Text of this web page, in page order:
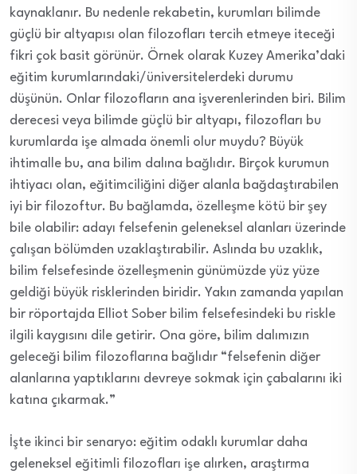
kaynaklanır. Bu nedenle rekabetin, kurumları bilimde
güçlü bir altyapısı olan filozofları tercih etmeye iteceği
fikri çok basit görünür. Örnek olarak Kuzey Amerika’daki
eğitim kurumlarındaki/üniversitelerdeki durumu
düşünün. Onlar filozofların ana işverenlerinden biri. Bilim
derecesi veya bilimde güçlü bir altyapı, filozofları bu
kurumlarda işe almada önemli olur muydu? Büyük
ihtimalle bu, ana bilim dalına bağlıdır. Birçok kurumun
ihtiyacı olan, eğitimciliğini diğer alanla bağdaştırabilen
iyi bir filozoftur. Bu bağlamda, özelleşme kötü bir şey
bile olabilir: adayı felsefenin geleneksel alanları üzerinde
çalışan bölümden uzaklaştırabilir. Aslında bu uzaklık,
bilim felsefesinde özelleşmenin günümüzde yüz yüze
geldiği büyük risklerinden biridir. Yakın zamanda yapılan
bir röportajda Elliot Sober bilim felsefesindeki bu riskle
ilgili kaygısını dile getirir. Ona göre, bilim dalımızın
geleceği bilim filozoflarına bağlıdır “felsefenin diğer
alanlarına yaptıklarını devreye sokmak için çabalarını iki
katına çıkarmak.”
İşte ikinci bir senaryo: eğitim odaklı kurumlar daha
geleneksel eğitimli filozofları işe alırken, araştırma